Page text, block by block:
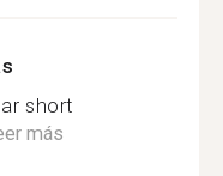
short
más